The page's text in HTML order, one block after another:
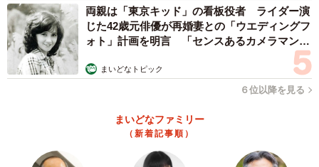
両親は「東京キッド」の看板役者 ライダー演
じた42歳元俳優が再婚妻との「ウエディングフ
ォト」計画を明言 「センスあるカメラマン求
まいどなトピック
６位以降を見る
まいどなファミリー
（新着記事順）